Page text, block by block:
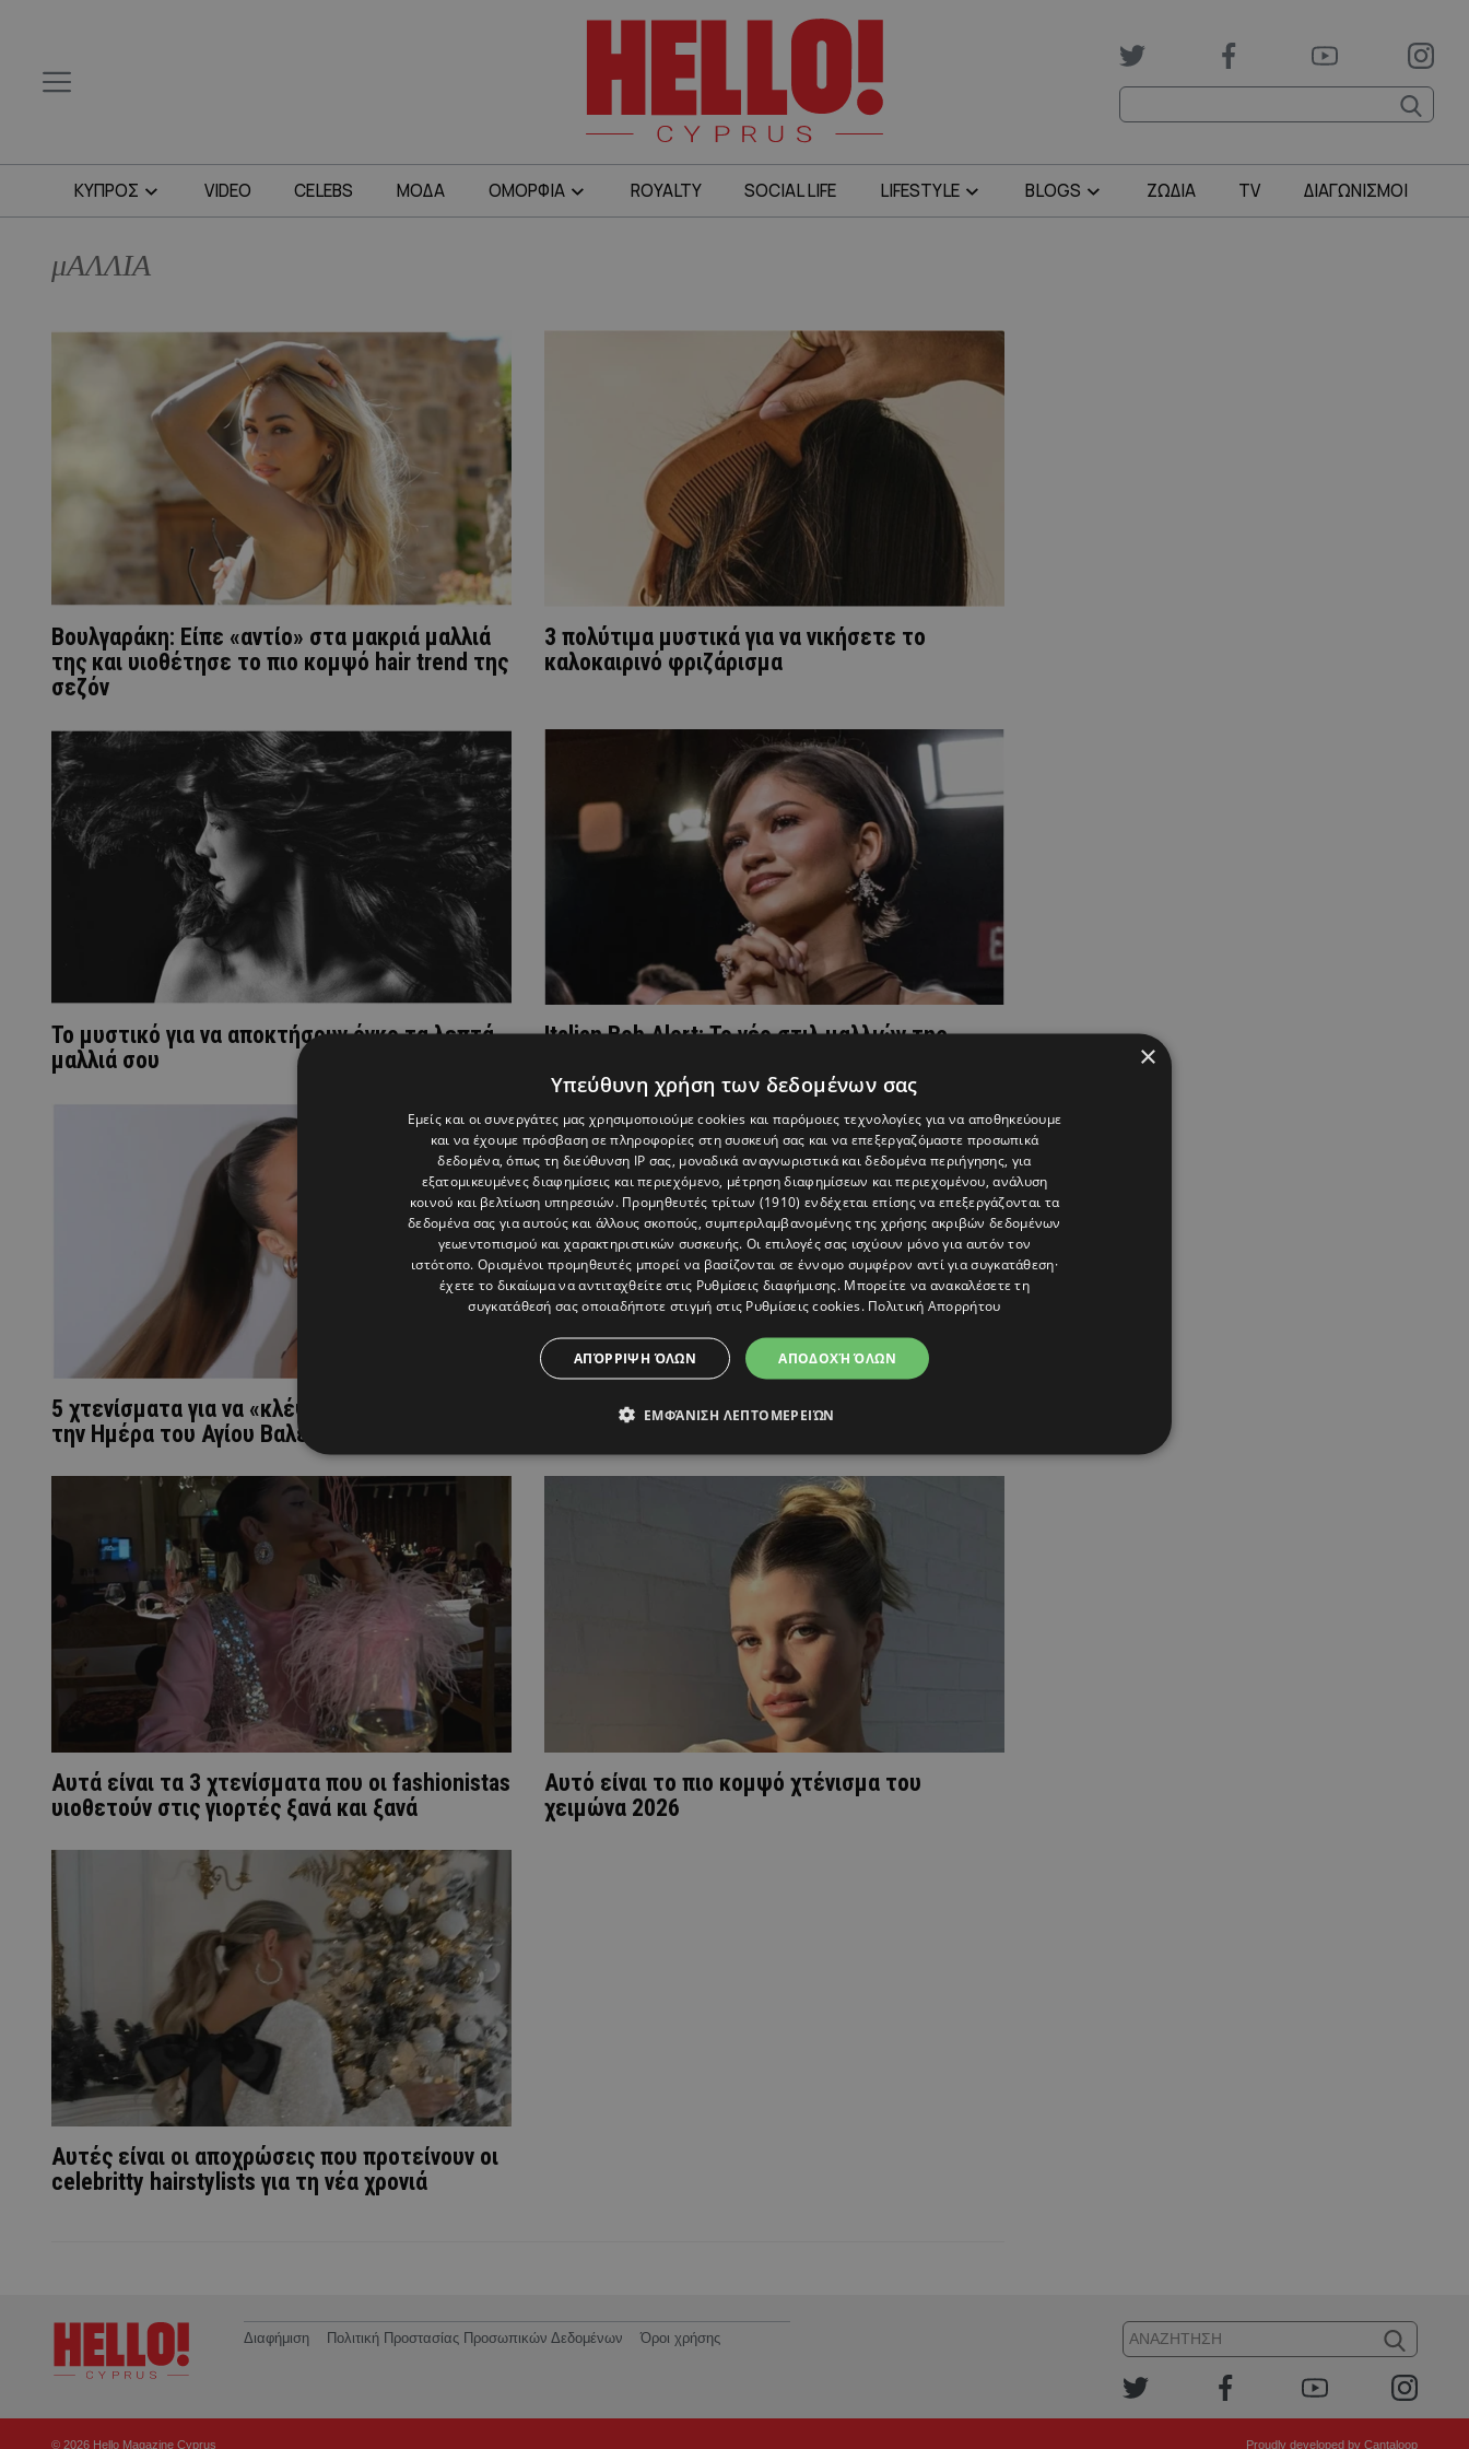
ΚΥΠΡΟΣ VIDEO CELEBS ΜΟΔΑ ΟΜΟΡΦΙΑ ROYALTY SOCIAL LIFE LIFESTYLE BLOGS ΖΩΔΙΑ TV ΔΙΑΓΩΝΙΣΜΟΙ
μΑΛΛΙΑ
Βουλγαράκη: Είπε «αντίο» στα μακριά μαλλιά
της και υιοθέτησε το πιο κομψό hair trend της
σεζόν
3 πολύτιμα μυστικά για να νικήσετε το
καλοκαιρινό φριζάρισμα
Το μυστικό για να αποκτήσουν όγκο τα λεπτά
μαλλιά σου
Italian Bob Alert: Το νέο στιλ μαλλιών της
5 χτενίσματα για να «κλέψεις» τις εντυπώσεις
την Ημέρα του Αγίου Βαλεντίνου
Τζίτζι Χαντίντ: Αγνώριστη μετά τη μεγάλη
Αυτά είναι τα 3 χτενίσματα που οι fashionistas
υιοθετούν στις γιορτές ξανά και ξανά
Αυτό είναι το πιο κομψό χτένισμα του
χειμώνα 2026
Αυτές είναι οι αποχρώσεις που προτείνουν οι
celebritty hairstylists για τη νέα χρονιά
Διαφήμιση Πολιτική Προστασίας Προσωπικών Δεδομένων Όροι χρήσης
© 2026 Hello Magazine Cyprus Proudly developed by Cantaloop
×
Υπεύθυνη χρήση των δεδομένων σας
Εμείς και οι συνεργάτες μας χρησιμοποιούμε cookies και παρόμοιες τεχνολογίες για να αποθηκεύουμε
και να έχουμε πρόσβαση σε πληροφορίες στη συσκευή σας και να επεξεργαζόμαστε προσωπικά
δεδομένα, όπως τη διεύθυνση IP σας, μοναδικά αναγνωριστικά και δεδομένα περιήγησης, για
εξατομικευμένες διαφημίσεις και περιεχόμενο, μέτρηση διαφημίσεων και περιεχομένου, ανάλυση
κοινού και βελτίωση υπηρεσιών. Προμηθευτές τρίτων (1910) ενδέχεται επίσης να επεξεργάζονται τα
δεδομένα σας για αυτούς και άλλους σκοπούς, συμπεριλαμβανομένης της χρήσης ακριβών δεδομένων
γεωεντοπισμού και χαρακτηριστικών συσκευής. Οι επιλογές σας ισχύουν μόνο για αυτόν τον
ιστότοπο. Ορισμένοι προμηθευτές μπορεί να βασίζονται σε έννομο συμφέρον αντί για συγκατάθεση·
έχετε το δικαίωμα να αντιταχθείτε στις Ρυθμίσεις διαφήμισης. Μπορείτε να ανακαλέσετε τη
συγκατάθεσή σας οποιαδήποτε στιγμή στις Ρυθμίσεις cookies. Πολιτική Απορρήτου
ΑΠΟΔΟΧΉ ΌΛΩΝ
ΑΠΌΡΡΙΨΗ ΌΛΩΝ
ΕΜΦΆΝΙΣΗ ΛΕΠΤΟΜΕΡΕΙΏΝ